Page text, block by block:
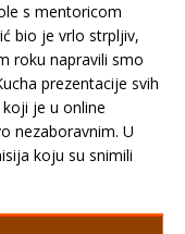
s mentoricom
bio je vrlo strpljiv,
roku napravili smo
prezentacije svih
je u online
nezaboravnim. U
koju su snimili